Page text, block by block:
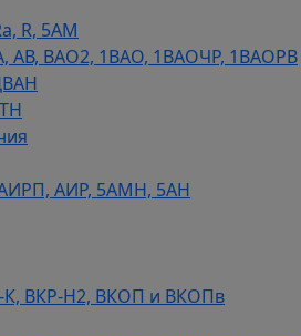
R, 5AM
АВ, ВАO2, 1ВАО, 1ВАОЧР, 1ВАОРВ
АИРП, АИР, 5АМН, 5АН
ВКР-Н2, ВКОП и ВКОПв